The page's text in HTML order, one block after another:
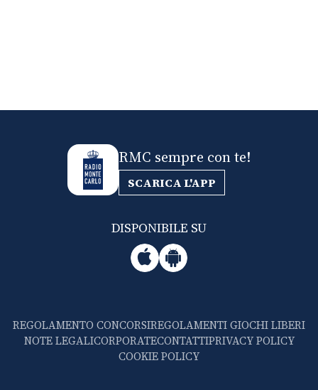
RMC sempre con te!
SCARICA L'APP
DISPONIBILE SU
REGOLAMENTO CONCORSIREGOLAMENTI GIOCHI LIBERI
NOTE LEGALICORPORATECONTATTIPRIVACY POLICY
COOKIE POLICY